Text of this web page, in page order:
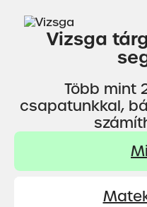
Vizsga
Több mint
csapatunkkal,